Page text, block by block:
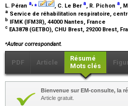
L. Péran a,⁎ , C. Le Bera, R. Pichon a,
a Service de réhabilitation respiratoire,
b IFMK (IFM3R), 44000 Nantes, France
c EA3878 (GETBO), CHU Brest, 29200 Brest,
⁎Auteur correspondant.
PDF Article
Résumé
Mots clés
Bienvenue sur EM-consulte, la
Article gratuit.